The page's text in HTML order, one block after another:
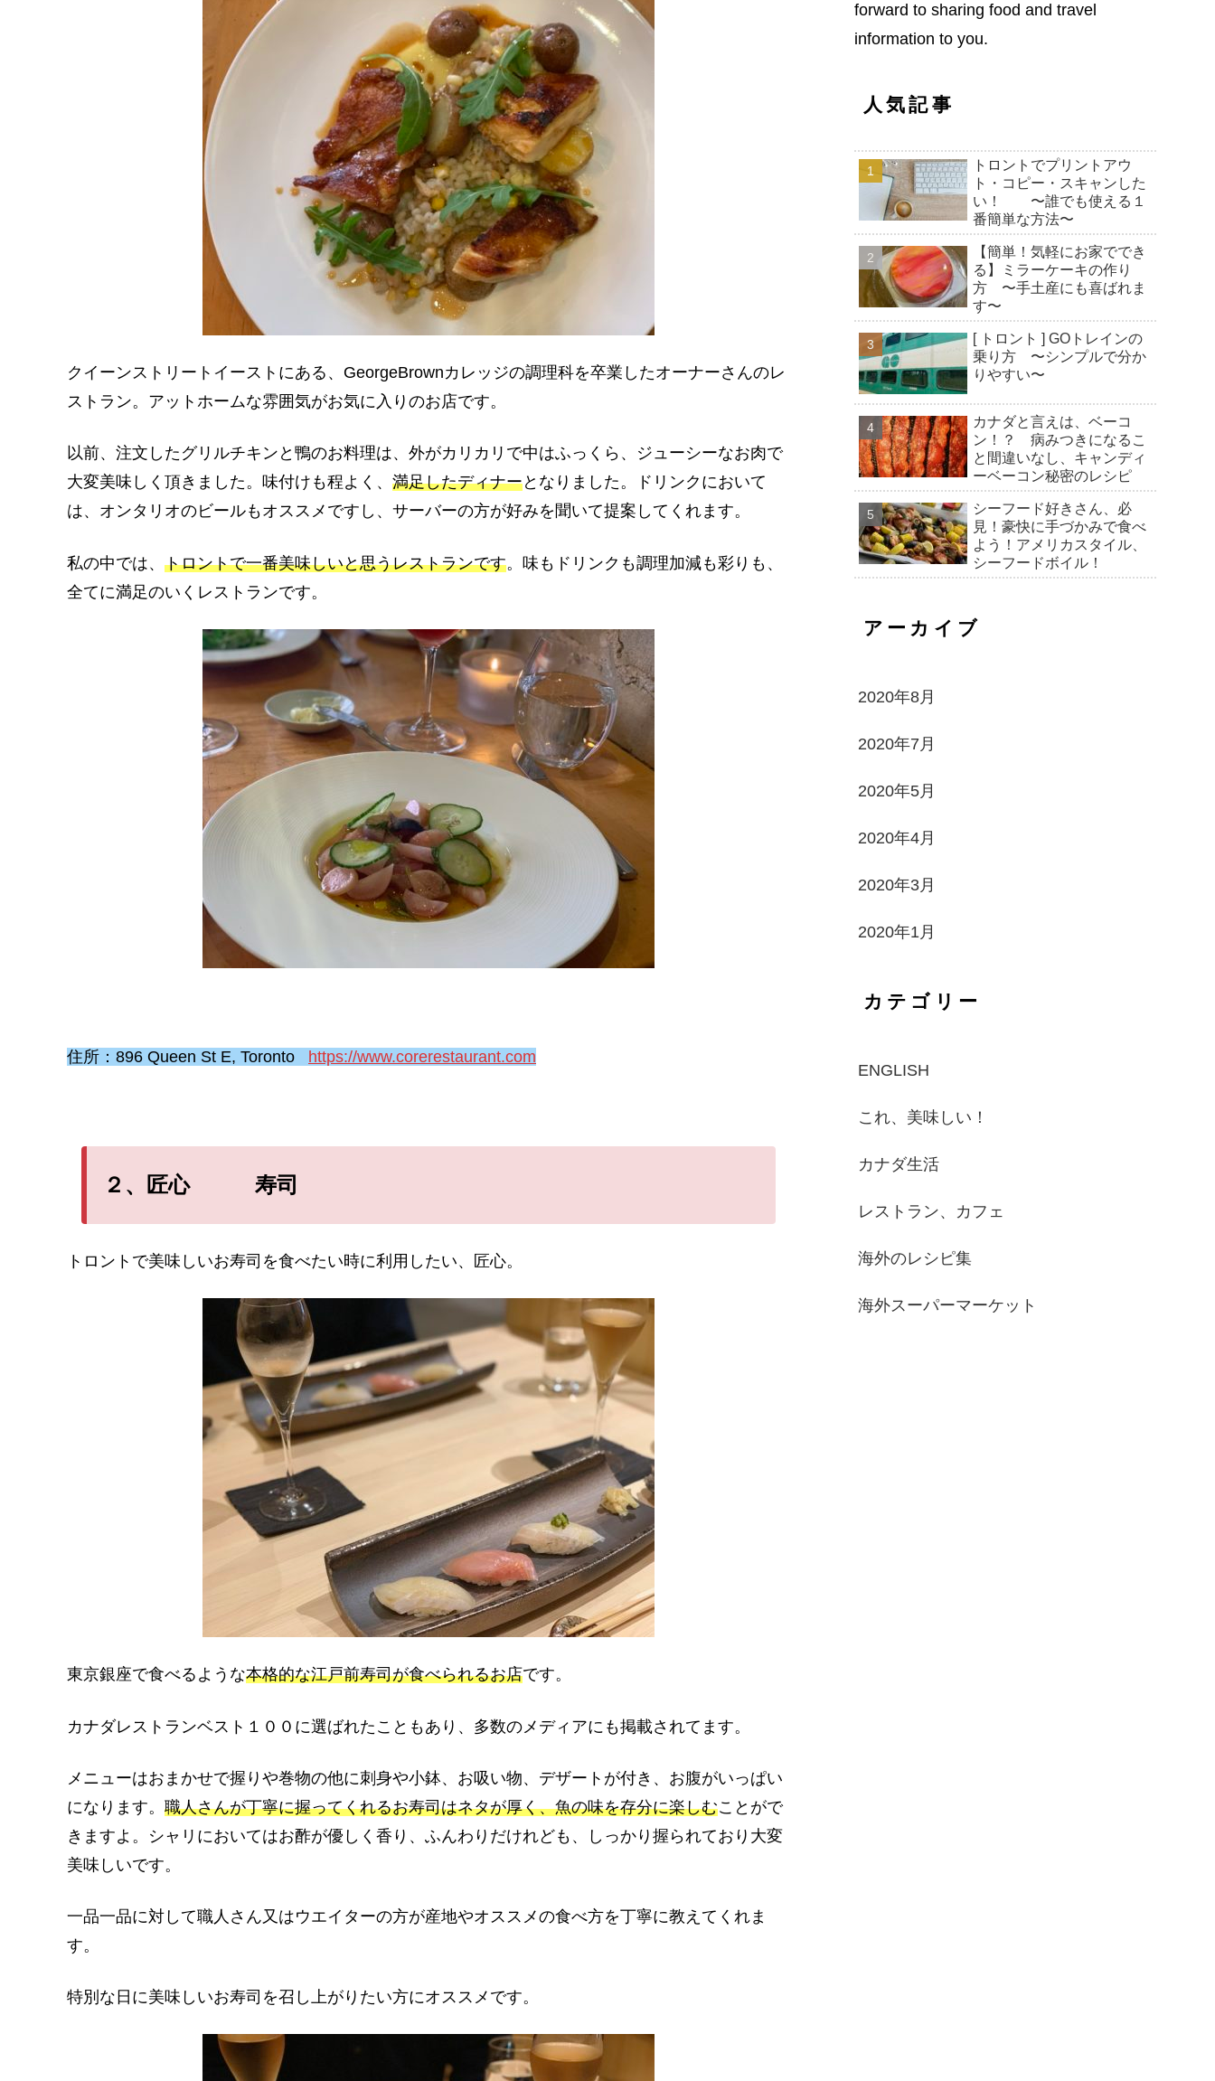
クイーンストリートイーストにある、GeorgeBrownカレッジの調理科を卒業したオーナーさんのレ
ストラン。アットホームな雰囲気がお気に入りのお店です。
以前、注文したグリルチキンと鴨のお料理は、外がカリカリで中はふっくら、ジューシーなお肉で
大変美味しく頂きました。味付けも程よく、 満足したディナーとなりました。ドリンクにおいて
は、オンタリオのビールもオススメですし、サーバーの方が好みを聞いて提案してくれます。
私の中では、 トロントで一番美味しいと思うレストランです。味もドリンクも調理加減も彩りも、
全てに満足のいくレストランです。
住所：896 Queen St E, Toronto https://www.corerestaurant.com
２、匠心 寿司
トロントで美味しいお寿司を食べたい時に利用したい、匠心。
東京銀座で食べるような本格的な江戸前寿司が食べられるお店です。
カナダレストランベスト１００に選ばれたこともあり、多数のメディアにも掲載されてます。
メニューはおまかせで握りや巻物の他に刺身や小鉢、お吸い物、デザートが付き、お腹がいっぱい
になります。 職人さんが丁寧に握ってくれるお寿司はネタが厚く、魚の味を存分に楽しむことがで
きますよ。シャリにおいてはお酢が優しく香り、ふんわりだけれども、しっかり握られており大変
美味しいです。
一品一品に対して職人さん又はウエイターの方が産地やオススメの食べ方を丁寧に教えてくれま
す。
特別な日に美味しいお寿司を召し上がりたい方にオススメです。
forward to sharing food and travel
information to you.
人気記事
トロントでプリントアウ
ト・コピー・スキャンした
い！ 〜誰でも使える１
番簡単な方法〜
【簡単！気軽にお家ででき
る】ミラーケーキの作り
方 〜手土産にも喜ばれま
す〜
[ トロント ] GOトレインの
乗り方 〜シンプルで分か
りやすい〜
カナダと言えは、ベーコ
ン！？ 病みつきになるこ
と間違いなし、キャンディ
ーベーコン秘密のレシピ
シーフード好きさん、必
見！豪快に手づかみで食べ
よう！アメリカスタイル、
シーフードボイル！
アーカイブ
2020年8月
2020年7月
2020年5月
2020年4月
2020年3月
2020年1月
カテゴリー
ENGLISH
これ、美味しい！
カナダ生活
レストラン、カフェ
海外のレシピ集
海外スーパーマーケット